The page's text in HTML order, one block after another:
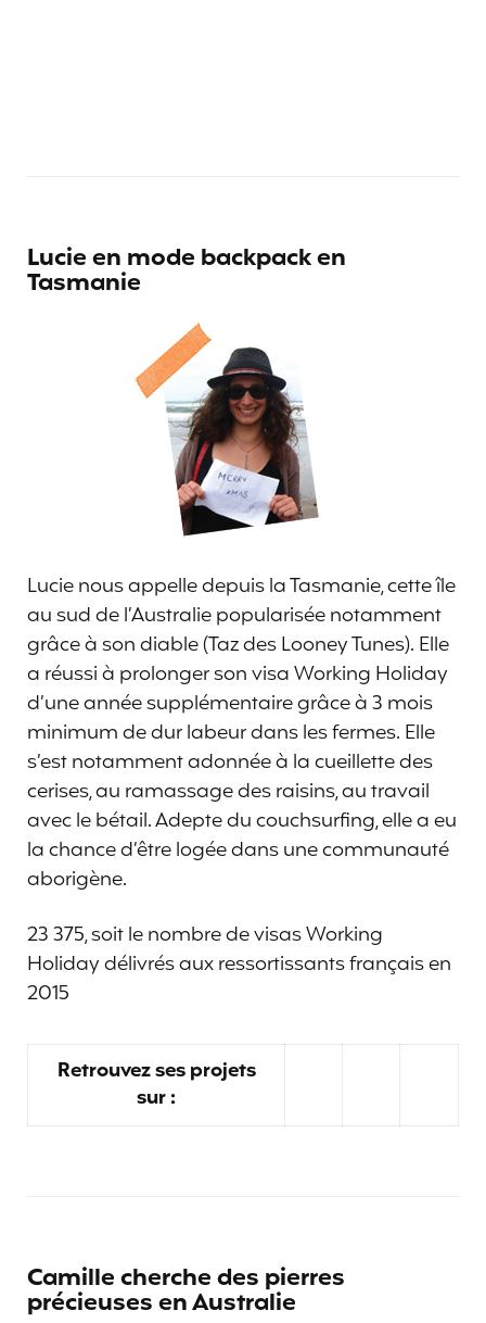
Lucie en mode backpack en
Tasmanie
Lucie nous appelle depuis la Tasmanie, cette île
au sud de l’Australie popularisée notamment
grâce à son diable (Taz des Looney Tunes). Elle
a réussi à prolonger son visa Working Holiday
d’une année supplémentaire grâce à 3 mois
minimum de dur labeur dans les fermes. Elle
s’est notamment adonnée à la cueillette des
cerises, au ramassage des raisins, au travail
avec le bétail. Adepte du couchsurfing, elle a eu
la chance d’être logée dans une communauté
aborigène.
23 375, soit le nombre de visas Working
Holiday délivrés aux ressortissants français en
2015
Retrouvez ses projets
sur :
Camille cherche des pierres
précieuses en Australie